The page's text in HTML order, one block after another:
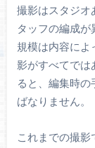
撮影はスタジオ
タッフの編成
規模は内容によ
影がすべてでは
ると、編集時
ばなりません。
これまでの撮